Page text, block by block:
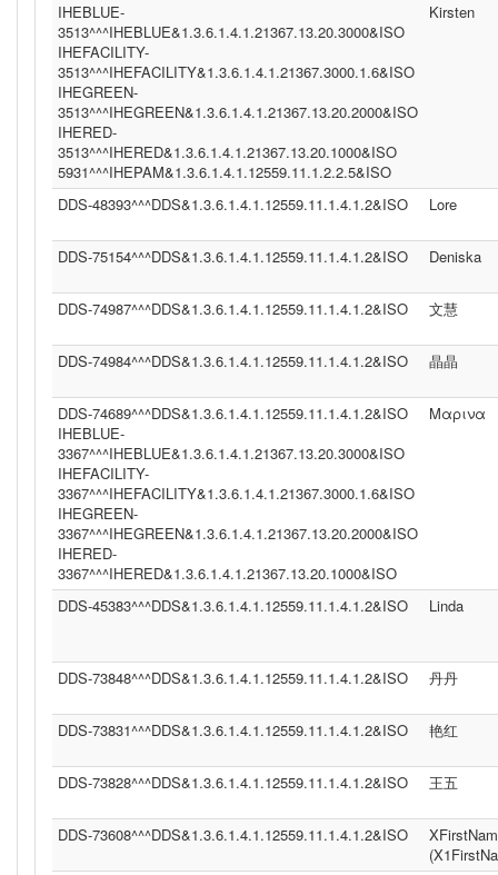
IHEBLUE-
3513^^^IHEBLUE&1.3.6.1.4.1.21367.13.20.3000&ISO
IHEFACILITY-
3513^^^IHEFACILITY&1.3.6.1.4.1.21367.3000.1.6&ISO
IHEGREEN-
3513^^^IHEGREEN&1.3.6.1.4.1.21367.13.20.2000&ISO
IHERED-
3513^^^IHERED&1.3.6.1.4.1.21367.13.20.1000&ISO
5931^^^IHEPAM&1.3.6.1.4.1.12559.11.1.2.2.5&ISO
Kirsten
DDS-48393^^^DDS&1.3.6.1.4.1.12559.11.1.4.1.2&ISO Lore
DDS-75154^^^DDS&1.3.6.1.4.1.12559.11.1.4.1.2&ISO Deniska
DDS-74987^^^DDS&1.3.6.1.4.1.12559.11.1.4.1.2&ISO 文慧
DDS-74984^^^DDS&1.3.6.1.4.1.12559.11.1.4.1.2&ISO 晶晶
DDS-74689^^^DDS&1.3.6.1.4.1.12559.11.1.4.1.2&ISO
IHEBLUE-
3367^^^IHEBLUE&1.3.6.1.4.1.21367.13.20.3000&ISO
IHEFACILITY-
3367^^^IHEFACILITY&1.3.6.1.4.1.21367.3000.1.6&ISO
IHEGREEN-
3367^^^IHEGREEN&1.3.6.1.4.1.21367.13.20.2000&ISO
IHERED-
3367^^^IHERED&1.3.6.1.4.1.21367.13.20.1000&ISO
Μαρινα
DDS-45383^^^DDS&1.3.6.1.4.1.12559.11.1.4.1.2&ISO Linda
DDS-73848^^^DDS&1.3.6.1.4.1.12559.11.1.4.1.2&ISO 丹丹
DDS-73831^^^DDS&1.3.6.1.4.1.12559.11.1.4.1.2&ISO 艳红
DDS-73828^^^DDS&1.3.6.1.4.1.12559.11.1.4.1.2&ISO 王五
DDS-73608^^^DDS&1.3.6.1.4.1.12559.11.1.4.1.2&ISO